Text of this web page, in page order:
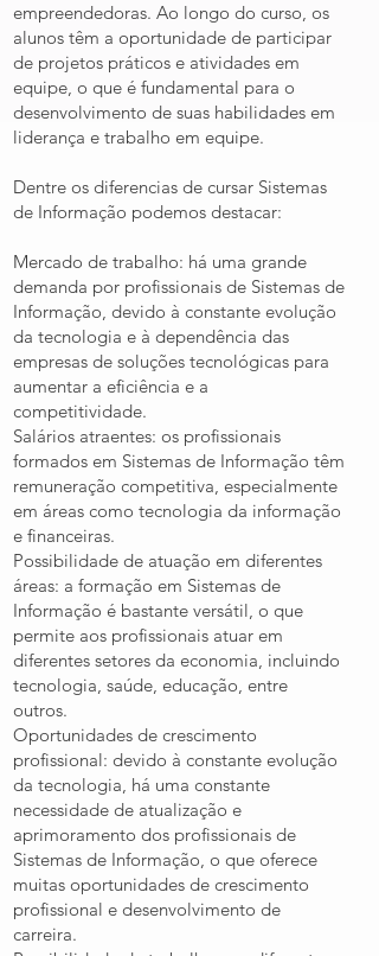
empreendedoras. Ao longo do curso, os
alunos têm a oportunidade de participar
de projetos práticos e atividades em
equipe, o que é fundamental para o
desenvolvimento de suas habilidades em
liderança e trabalho em equipe.
Dentre os diferencias de cursar Sistemas
de Informação podemos destacar:
Mercado de trabalho: há uma grande
demanda por profissionais de Sistemas de
Informação, devido à constante evolução
da tecnologia e à dependência das
empresas de soluções tecnológicas para
aumentar a eficiência e a
competitividade.
Salários atraentes: os profissionais
formados em Sistemas de Informação têm
remuneração competitiva, especialmente
em áreas como tecnologia da informação
e financeiras.
Possibilidade de atuação em diferentes
áreas: a formação em Sistemas de
Informação é bastante versátil, o que
permite aos profissionais atuar em
diferentes setores da economia, incluindo
tecnologia, saúde, educação, entre
outros.
Oportunidades de crescimento
profissional: devido à constante evolução
da tecnologia, há uma constante
necessidade de atualização e
aprimoramento dos profissionais de
Sistemas de Informação, o que oferece
muitas oportunidades de crescimento
profissional e desenvolvimento de
carreira.